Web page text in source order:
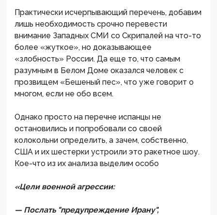
Практически исчерпывающий перечень, добавим
лишь необходимость срочно перевести
внимание Западных СМИ со Скрипалей на что-то
более «жуткое», но доказывающее
«злобность» России. Да еще то, что самым
разумным в Белом Доме оказался человек с
прозвищем «Бешеный пес», что уже говорит о
многом, если не обо всем.
Однако просто на перечне испанцы не
остановились и попробовали со своей
колокольни определить, а зачем, собственно,
США и их шестерки устроили это ракетное шоу.
Кое-что из их анализа выделим особо
«Цели военной агрессии:
— Послать "предупреждение Ирану",